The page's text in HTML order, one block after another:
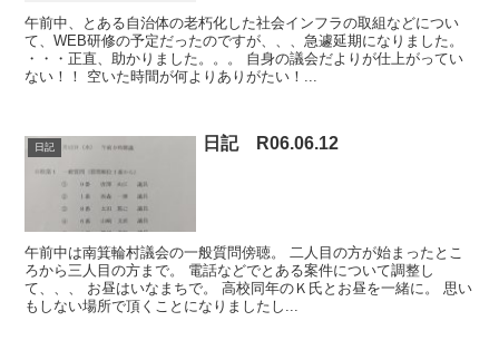
午前中、とある自治体の老朽化した社会インフラの取組などについ
て、WEB研修の予定だったのですが、、、急遽延期になりました。
・・・正直、助かりました。。。 自身の議会だよりが仕上がってい
ない！！ 空いた時間が何よりありがたい！...
日記 日記 R06.06.12
午前中は南箕輪村議会の一般質問傍聴。 二人目の方が始まったとこ
ろから三人目の方まで。 電話などでとある案件について調整し
て、、、 お昼はいなまちで。 高校同年のＫ氏とお昼を一緒に。 思い
もしない場所で頂くことになりましたし...